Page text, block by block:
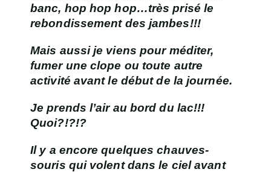
banc, hop hop hop…très prisé le
rebondissement des jambes!!!
Mais aussi je viens pour méditer,
fumer une clope ou toute autre
activité avant le début de la journée.
Je prends l’air au bord du lac!!!
Quoi?!?!?
Il y a encore quelques chauves-
souris qui volent dans le ciel avant